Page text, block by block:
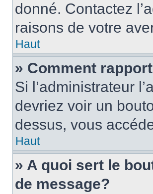
donné. Contactez
raisons de votre
Haut
» Comment
Si l’administrateur
devriez voir un
dessus, vous
Haut
» A quoi sert le
de message?